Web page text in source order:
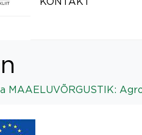
MAAELUVÕRGUSTIK: